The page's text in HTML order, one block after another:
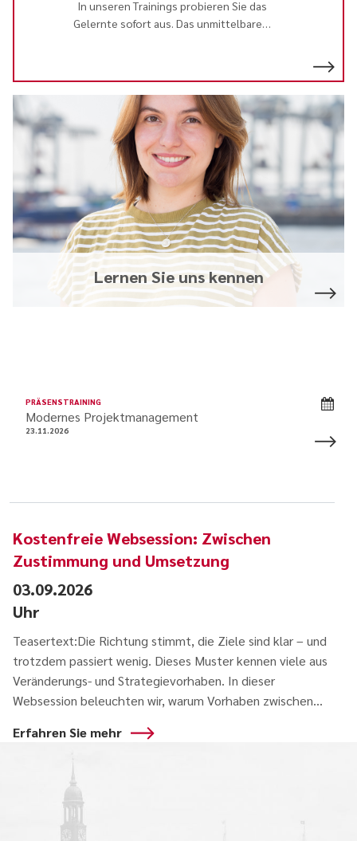
In unseren Trainings probieren Sie das
Gelernte sofort aus. Das unmittelbare…
Lernen Sie uns kennen
PRÄSENSTRAINING
Modernes Projektmanagement
23.11.2026
Kostenfreie Websession: Zwischen
Zustimmung und Umsetzung
03.09.2026
Uhr
Teasertext:Die Richtung stimmt, die Ziele sind klar – und
trotzdem passiert wenig. Dieses Muster kennen viele aus
Veränderungs- und Strategievorhaben. In dieser
Websession beleuchten wir, warum Vorhaben zwischen…
Erfahren Sie mehr